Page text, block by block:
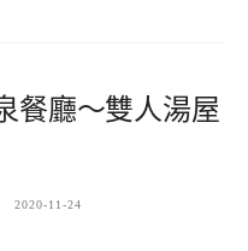
餐廳～雙人湯屋
2020-11-24